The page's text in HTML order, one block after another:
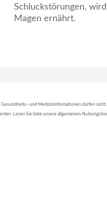
Schluckstörungen,
Magen ernährt.
und Medizininformationen dürfen nicht
Lesen Sie bitte unsere allgemeinen